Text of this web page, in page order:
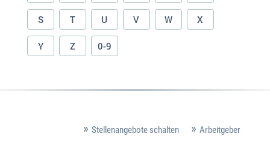
S T U V W X
Y Z 0-9
Stellenangebote schalten Arbeitgeber